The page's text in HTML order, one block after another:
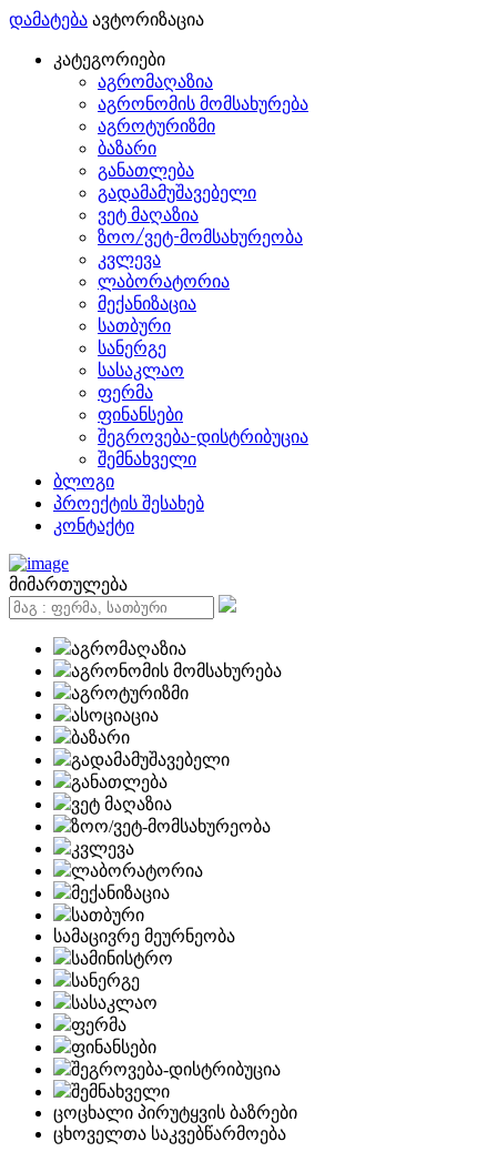
დამატება ავტორიზაცია
კატეგორიები
აგრომაღაზია
აგრონომის მომსახურება
აგროტურიზმი
ბაზარი
განათლება
გადამამუშავებელი
ვეტ მაღაზია
ზოო/ვეტ-მომსახურეობა
კვლევა
ლაბორატორია
მექანიზაცია
სათბური
სანერგე
სასაკლაო
ფერმა
ფინანსები
შეგროვება-დისტრიბუცია
შემნახველი
ბლოგი
პროექტის შესახებ
კონტაქტი
მიმართულება
აგრომაღაზია
აგრონომის მომსახურება
აგროტურიზმი
ასოციაცია
ბაზარი
გადამამუშავებელი
განათლება
ვეტ მაღაზია
ზოო/ვეტ-მომსახურეობა
კვლევა
ლაბორატორია
მექანიზაცია
სათბური
სამაცივრე მეურნეობა
სამინისტრო
სანერგე
სასაკლაო
ფერმა
ფინანსები
შეგროვება-დისტრიბუცია
შემნახველი
ცოცხალი პირუტყვის ბაზრები
ცხოველთა საკვებწარმოება